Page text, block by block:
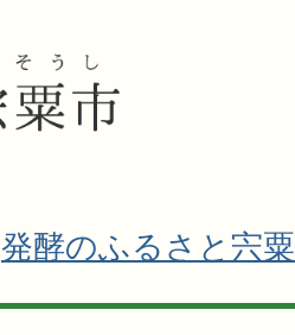
発酵のふるさと宍粟